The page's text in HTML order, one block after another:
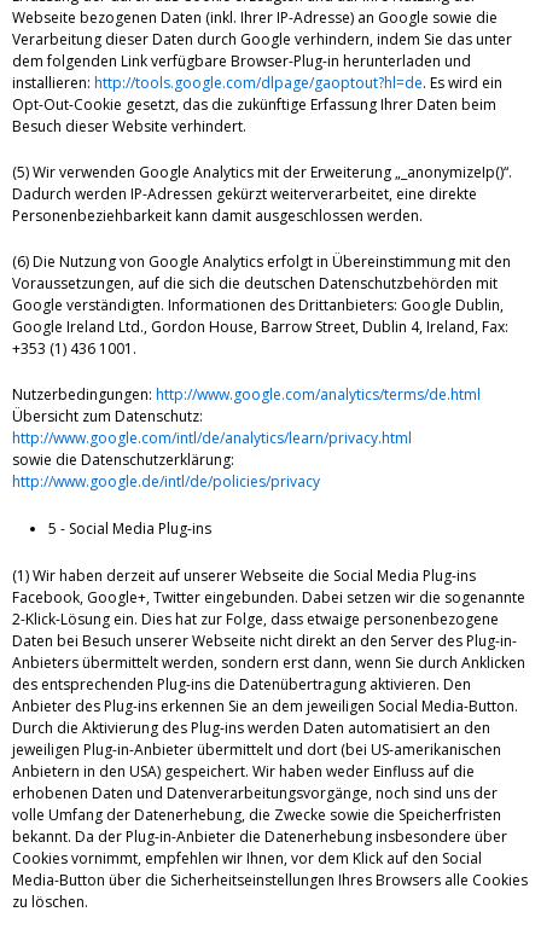
Webseite bezogenen Daten (inkl. Ihrer IP-Adresse) an Google sowie die
Verarbeitung dieser Daten durch Google verhindern, indem Sie das unter
dem folgenden Link verfügbare Browser-Plug-in herunterladen und
installieren: http://tools.google.com/dlpage/gaoptout?hl=de. Es wird ein
Opt-Out-Cookie gesetzt, das die zukünftige Erfassung Ihrer Daten beim
Besuch dieser Website verhindert.
(5) Wir verwenden Google Analytics mit der Erweiterung „_anonymizeIp()“.
Dadurch werden IP-Adressen gekürzt weiterverarbeitet, eine direkte
Personenbeziehbarkeit kann damit ausgeschlossen werden.
(6) Die Nutzung von Google Analytics erfolgt in Übereinstimmung mit den
Voraussetzungen, auf die sich die deutschen Datenschutzbehörden mit
Google verständigten. Informationen des Drittanbieters: Google Dublin,
Google Ireland Ltd., Gordon House, Barrow Street, Dublin 4, Ireland, Fax:
+353 (1) 436 1001.
Nutzerbedingungen: http://www.google.com/analytics/terms/de.html
Übersicht zum Datenschutz:
http://www.google.com/intl/de/analytics/learn/privacy.html
sowie die Datenschutzerklärung:
http://www.google.de/intl/de/policies/privacy
5 - Social Media Plug-ins
(1) Wir haben derzeit auf unserer Webseite die Social Media Plug-ins
Facebook, Google+, Twitter eingebunden. Dabei setzen wir die sogenannte
2-Klick-Lösung ein. Dies hat zur Folge, dass etwaige personenbezogene
Daten bei Besuch unserer Webseite nicht direkt an den Server des Plug-in-
Anbieters übermittelt werden, sondern erst dann, wenn Sie durch Anklicken
des entsprechenden Plug-ins die Datenübertragung aktivieren. Den
Anbieter des Plug-ins erkennen Sie an dem jeweiligen Social Media-Button.
Durch die Aktivierung des Plug-ins werden Daten automatisiert an den
jeweiligen Plug-in-Anbieter übermittelt und dort (bei US-amerikanischen
Anbietern in den USA) gespeichert. Wir haben weder Einfluss auf die
erhobenen Daten und Datenverarbeitungsvorgänge, noch sind uns der
volle Umfang der Datenerhebung, die Zwecke sowie die Speicherfristen
bekannt. Da der Plug-in-Anbieter die Datenerhebung insbesondere über
Cookies vornimmt, empfehlen wir Ihnen, vor dem Klick auf den Social
Media-Button über die Sicherheitseinstellungen Ihres Browsers alle Cookies
zu löschen.